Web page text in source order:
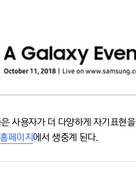
사용자가 더 다양하게 자기표현
페이지에서 생중계 된다.